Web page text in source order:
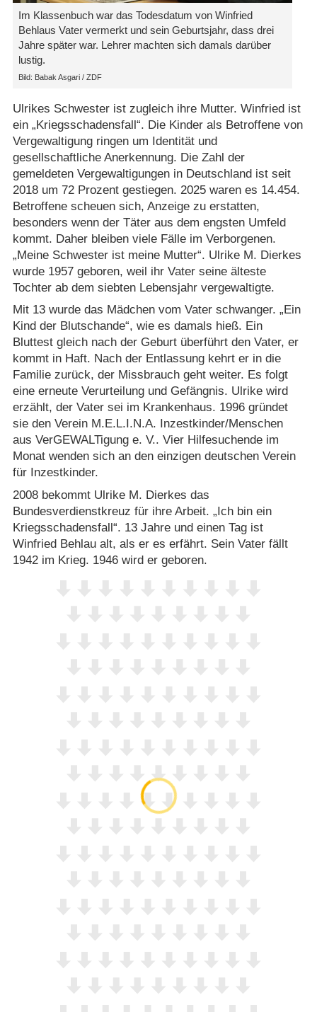
Im Klassenbuch war das Todesdatum von Winfried
Behlaus Vater vermerkt und sein Geburtsjahr, dass drei
Jahre später war. Lehrer machten sich damals darüber
lustig.
Bild: Babak Asgari / ZDF
Ulrikes Schwester ist zugleich ihre Mutter. Winfried ist
ein „Kriegsschadensfall“. Die Kinder als Betroffene von
Vergewaltigung ringen um Identität und
gesellschaftliche Anerkennung. Die Zahl der
gemeldeten Vergewaltigungen in Deutschland ist seit
2018 um 72 Prozent gestiegen. 2025 waren es 14.454.
Betroffene scheuen sich, Anzeige zu erstatten,
besonders wenn der Täter aus dem engsten Umfeld
kommt. Daher bleiben viele Fälle im Verborgenen.
„Meine Schwester ist meine Mutter“. Ulrike M. Dierkes
wurde 1957 geboren, weil ihr Vater seine älteste
Tochter ab dem siebten Lebensjahr vergewaltigte.
Mit 13 wurde das Mädchen vom Vater schwanger. „Ein
Kind der Blutschande“, wie es damals hieß. Ein
Bluttest gleich nach der Geburt überführt den Vater, er
kommt in Haft. Nach der Entlassung kehrt er in die
Familie zurück, der Missbrauch geht weiter. Es folgt
eine erneute Verurteilung und Gefängnis. Ulrike wird
erzählt, der Vater sei im Krankenhaus. 1996 gründet
sie den Verein M.E.L.I.N.A. Inzestkinder/​Menschen
aus VerGEWALTigung e. V.. Vier Hilfesuchende im
Monat wenden sich an den einzigen deutschen Verein
für Inzestkinder.
2008 bekommt Ulrike M. Dierkes das
Bundesverdienstkreuz für ihre Arbeit. „Ich bin ein
Kriegsschadensfall“. 13 Jahre und einen Tag ist
Winfried Behlau alt, als er es erfährt. Sein Vater fällt
1942 im Krieg. 1946 wird er geboren.